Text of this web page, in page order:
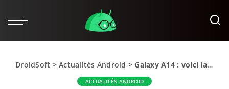
DroidSoft >Actualités Android >Galaxy A14 : voici la fiche technique du prochain smartphone entrée de gamme Samsung
ACTUALITÉS ANDROID